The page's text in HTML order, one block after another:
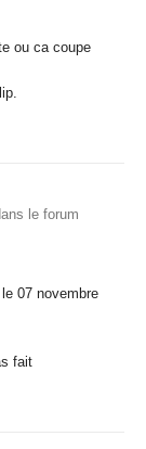
ou ca coupe
le forum
07 novembre
fait